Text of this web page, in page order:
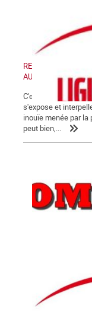
RETRAIT DE LA LOI
AUJOURD'HUI
C'est désormais au
s'expose et
inouïe menée par
peut bien,...